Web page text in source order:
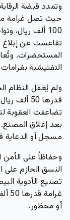
وتمدد قبضة
حيث تصل غرامة
تقاعست عن
المستحضرات.
التفتيشية بغرامات تبلغ 20
ولم يُغفل النظام
قدرها
بعد إغلاق
مسجل أو الدعاية في
وحفاظاً على
النسق الحازم
أو محظور.